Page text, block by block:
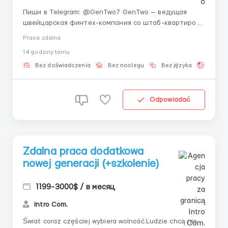
Пиши в Telegram: @GenTwo7 GenTwo — ведущая
швейцарская финтех-компания со штаб-квартирой
платформы финансового инжиниринга и встроенных
алгоритмов искусственного интеллекта мы
Praca zdalna
14 godziny temu
Bez doświadczenia Bez noclegu Bez języka
Odpowiadać
Zdalna praca dodatkowa
nowej generacji (+szkolenie)
1199-3000$ / в месяц
Intro Com.
Świat coraz częściej wybiera wolność.Ludzie chcą nie